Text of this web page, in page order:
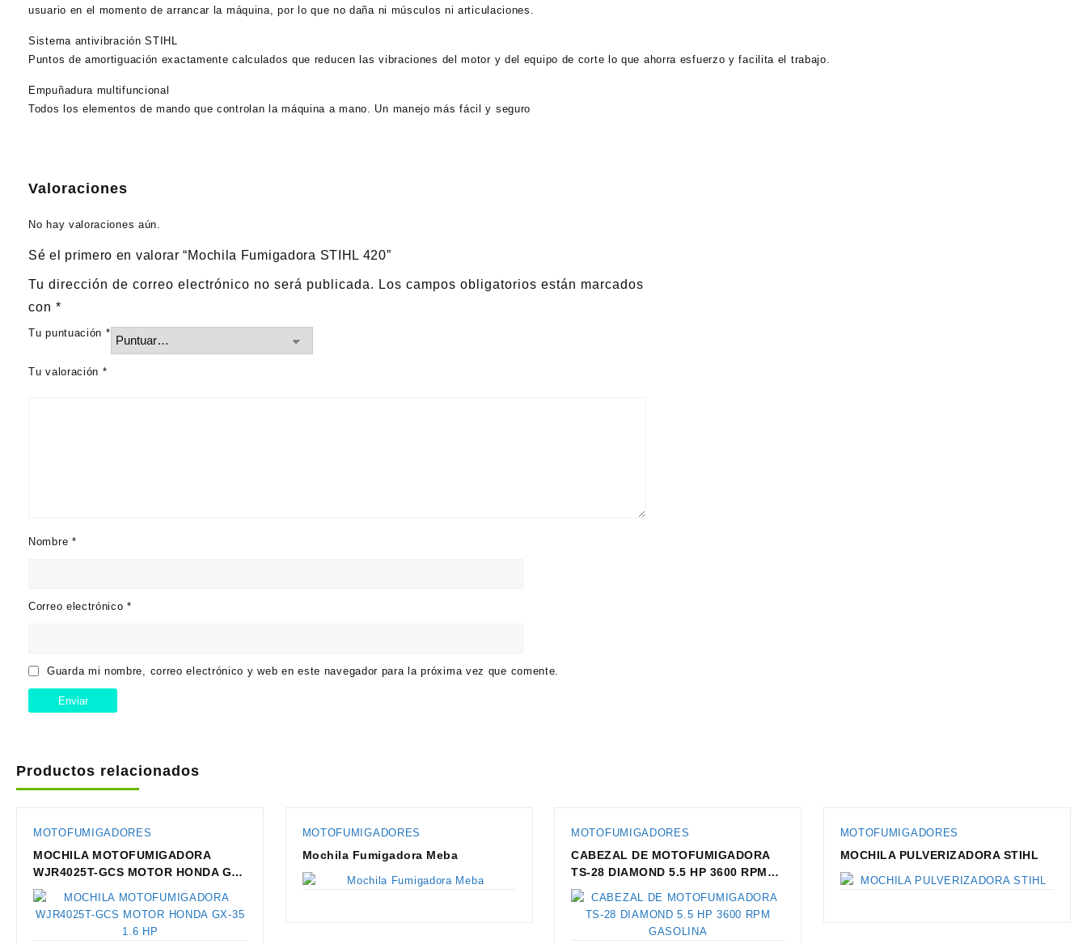
usuario en el momento de arrancar la máquina, por lo que no daña ni músculos ni articulaciones.
Sistema antivibración STIHL
Puntos de amortiguación exactamente calculados que reducen las vibraciones del motor y del equipo de corte lo que ahorra esfuerzo y facilita el trabajo.
Empuñadura multifuncional
Todos los elementos de mando que controlan la máquina a mano. Un manejo más fácil y seguro
Valoraciones
No hay valoraciones aún.
Sé el primero en valorar “Mochila Fumigadora STIHL 420”
Tu dirección de correo electrónico no será publicada. Los campos obligatorios están marcados
con *
Tu puntuación *
Tu valoración *
Nombre *
Correo electrónico*
Guarda mi nombre, correo electrónico y web en este navegador para la próxima vez que comente.
Productos relacionados
MOTOFUMIGADORES
MOCHILA MOTOFUMIGADORA
WJR4025T-GCS MOTOR HONDA GX-
35 1.6 HP
MOTOFUMIGADORES
Mochila Fumigadora Meba
MOTOFUMIGADORES
CABEZAL DE MOTOFUMIGADORA
TS-28 DIAMOND 5.5 HP 3600 RPM
GASOLINA
MOTOFUMIGADORES
MOCHILA PULVERIZADORA STIHL